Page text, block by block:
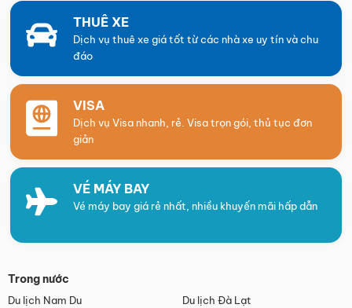
THUÊ XE
Dịch vụ thuê xe giá tốt từ các nhà xe uy tín và chu
đáo
VISA
Dịch vụ Visa nhanh, rẻ. Visa trọn gói, thủ tục đơn
giản
VÉ MÁY BAY
Vé máy bay giá rẻ nhất, nhiều khuyến mãi hấp dẫn
Trong nước
Du lịch Nam Du
Du lịch Đà Lạt